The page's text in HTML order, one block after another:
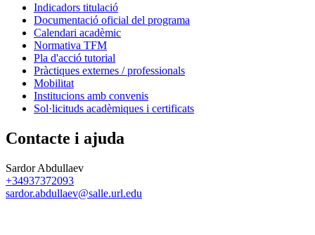
Indicadors titulació
Documentació oficial del programa
Calendari acadèmic
Normativa TFM
Pla d'acció tutorial
Pràctiques externes / professionals
Mobilitat
Institucions amb convenis
Sol·licituds acadèmiques i certificats
Contacte i ajuda
Sardor Abdullaev
+34937372093
sardor.abdullaev@salle.url.edu